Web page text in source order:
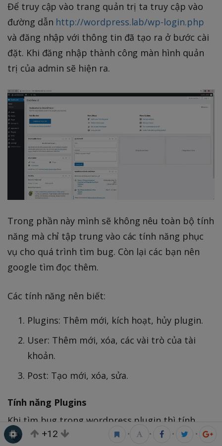
Để truy cập vào trang quản trị ta truy cập vào
đường dẫn http://wordpress.lab/wp-login.php
và đăng nhập với thông tin đã tạo ra ở bước cài
đặt. Khi đăng nhập thành công màn hình quản
trị của admin sẽ hiện ra.
Trong phần này mình sẽ không nêu toàn bộ tính
năng mà chỉ tập trung vào các tính năng phục
vụ cho quá trình tìm bug. Còn lại các bạn nên
google tìm đọc thêm.
Các tính năng nên biết:
Plugins: Thêm mới, kích hoạt, hủy plugin.
User: Thêm mới, xóa, các vài trò của tài
khoản.
Post: Tạo mới, xóa, sửa.
Tính năng Plugins
Khi tìm bug trong wordpress plugin thì tính
năng đầu tiên cần biết đó là plugins. Ta cần biết
+12 • • • •